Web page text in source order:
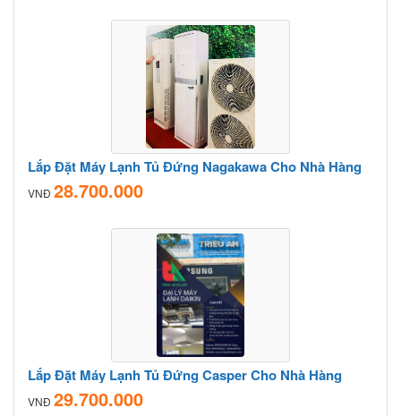
Lắp Đặt Máy Lạnh Tủ Đứng Nagakawa Cho Nhà Hàng
VNĐ 28.700.000
Lắp Đặt Máy Lạnh Tủ Đứng Casper Cho Nhà Hàng
VNĐ 29.700.000